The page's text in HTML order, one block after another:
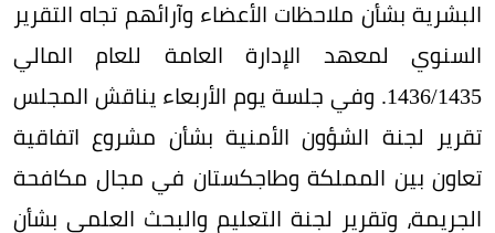
البشرية بشأن ملاحظات الأعضاء وآرائهم تجاه التقرير
السنوي لمعهد الإدارة العامة للعام المالي
1435/‏1436. وفي جلسة يوم الأربعاء يناقش المجلس
تقرير لجنة الشؤون الأمنية بشأن مشروع اتفاقية
تعاون بين المملكة وطاجكستان في مجال مكافحة
الجريمة، وتقرير لجنة التعليم والبحث العلمي بشأن